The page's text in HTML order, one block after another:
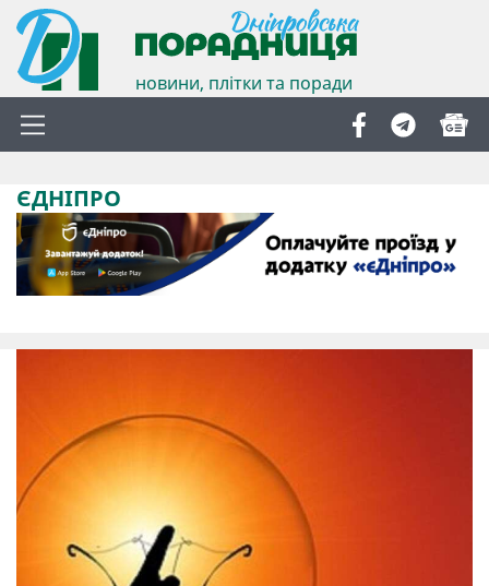
новини, плітки та поради
ЄДНІПРО